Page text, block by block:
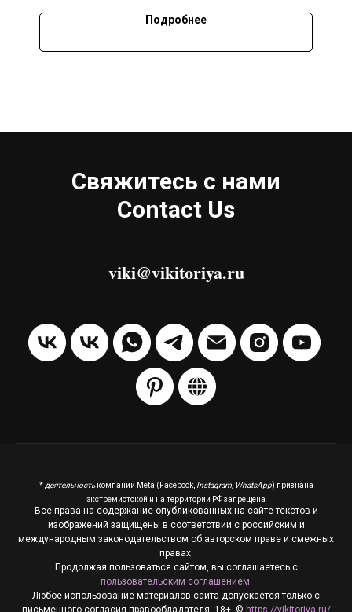
Подробнее
Свяжитесь с нами
Contact Us
viki@vikitoriya.ru
* деятельностькомпании Meta (Facebook, Instagram, WhatsApp) признана
экстремистской и на территории РФ запрещена
Все права на содержание опубликованных на сайте текстов и
изображений защищены в соответствии с российским и
международным законодательством об авторском праве и смежных
правах.
Продолжая пользоваться сайтом, вы соглашаетесь с
пользовательским соглашением
Любое использование материалов сайта допускается только с
письменного согласия правообладателя. 18+. © https://vikitoriya.ru/